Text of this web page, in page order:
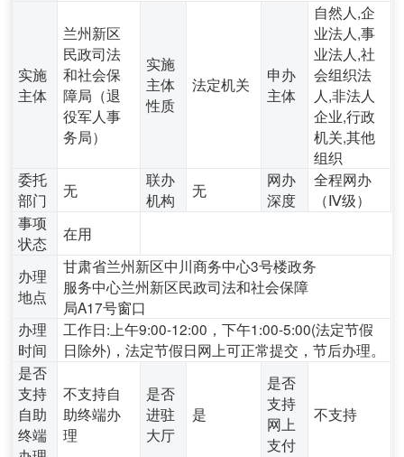
实施
主体
兰州新区
民政司法
和社会保
障局（退
役军人事
务局）
实施
主体
性质
法定机关
申办
主体
自然人,企
业法人,事
业法人,社
会组织法
人,非法人
企业,行政
机关,其他
组织
委托
部门
无
联办
机构
无
网办
深度
全程网办
（Ⅳ级）
事项
状态
在用
办理
地点
甘肃省兰州新区中川商务中心3号楼政务
服务中心兰州新区民政司法和社会保障
局A17号窗口
办理
时间
工作日:上午9:00-12:00，下午1:00-5:00(法定节假
日除外)，法定节假日网上可正常提交，节后办理。
是否
支持
自助
终端
不支持自
助终端办
理
是否
进驻
大厅
是
是否
支持
网上
支付
不支持